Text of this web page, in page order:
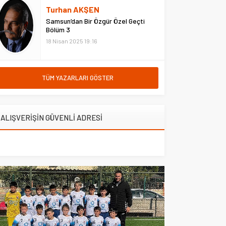
Adliyesi’nde çıkan yangına
müdahale eden Çarşı ve
Mahalle...
Turhan AKŞEN
Samsun’dan Bir Özgür Özel Geçti
Bölüm 3
18 Nisan 2025 19:16
TÜM YAZARLARI GÖSTER
ALIŞVERİŞİN GÜVENLİ ADRESİ